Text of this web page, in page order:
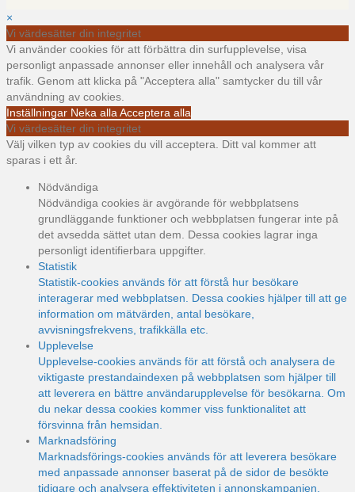
×
Vi värdesätter din integritet
Vi använder cookies för att förbättra din surfupplevelse, visa
personligt anpassade annonser eller innehåll och analysera vår
trafik. Genom att klicka på "Acceptera alla" samtycker du till vår
användning av cookies.
Inställningar Neka alla Acceptera alla
Vi värdesätter din integritet
Välj vilken typ av cookies du vill acceptera. Ditt val kommer att
sparas i ett år.
Nödvändiga
Nödvändiga cookies är avgörande för webbplatsens
grundläggande funktioner och webbplatsen fungerar inte på
det avsedda sättet utan dem. Dessa cookies lagrar inga
personligt identifierbara uppgifter.
Statistik
Statistik-cookies används för att förstå hur besökare
interagerar med webbplatsen. Dessa cookies hjälper till att ge
information om mätvärden, antal besökare,
avvisningsfrekvens, trafikkälla etc.
Upplevelse
Upplevelse-cookies används för att förstå och analysera de
viktigaste prestandaindexen på webbplatsen som hjälper till
att leverera en bättre användarupplevelse för besökarna. Om
du nekar dessa cookies kommer viss funktionalitet att
försvinna från hemsidan.
Marknadsföring
Marknadsförings-cookies används för att leverera besökare
med anpassade annonser baserat på de sidor de besökte
tidigare och analysera effektiviteten i annonskampanjen.